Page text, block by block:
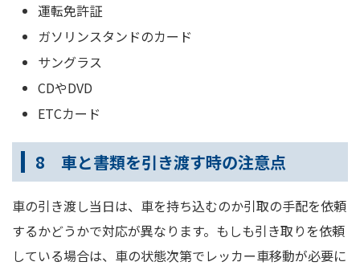
運転免許証
ガソリンスタンドのカード
サングラス
CDやDVD
ETCカード
8 車と書類を引き渡す時の注意点
車の引き渡し当日は、車を持ち込むのか引取の手配を依頼
するかどうかで対応が異なります。もしも引き取りを依頼
している場合は、車の状態次第でレッカー車移動が必要に